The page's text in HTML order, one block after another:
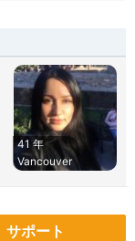
41 年
Vancouver
サポート